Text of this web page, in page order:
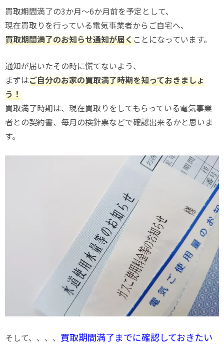
買取期間満了の3か月～6か月前を予定として、
現在買取りを行っている電気事業者からご自宅へ、
買取期間満了のお知らせ通知が届くことになっています。
通知が届いたその時に慌てないよう、
まずはご自分のお家の買取満了時期を知っておきましょ
う！
買取満了時期は、現在買取りをしてもらっている電気事業
者との契約書、毎月の検針票などで確認出来るかと思いま
す。
そして、、、、 買取期間満了までに確認しておきたい